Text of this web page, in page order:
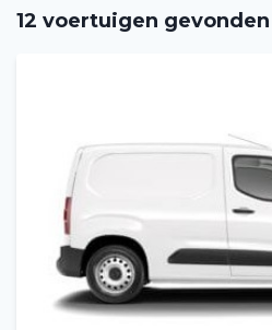
12 voertuigen gevonden